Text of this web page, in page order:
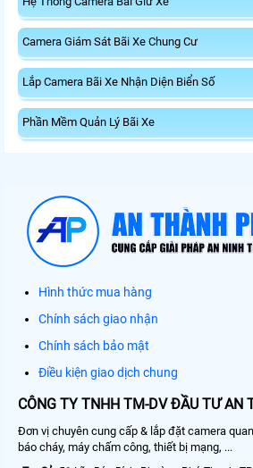
Camera Giám Sát Bãi Xe Chung Cư
Lắp Camera Bãi Xe Nhận Diện Biển Số
Phần Mềm Quản Lý Bãi Xe
Hình thức mua hàng
Chính sách giao nhận
Chính sách bảo mật
Điều kiện giao dịch chung
CÔNG TY TNHH TM-DV ĐẦU TƯ AN
Đơn vị chuyên cung cấp & lắp đặt camera
báo cháy, máy chấm công, thiết bị mạng, ...